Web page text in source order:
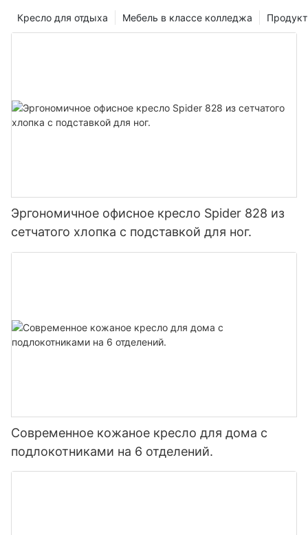
Мебель в классе колледжа
Кресло для отдыха
Эргономичное офисное кресло Spider 828 из
сетчатого хлопка с подставкой для ног.
Современное кожаное кресло для дома с
подлокотниками на 6 отделений.